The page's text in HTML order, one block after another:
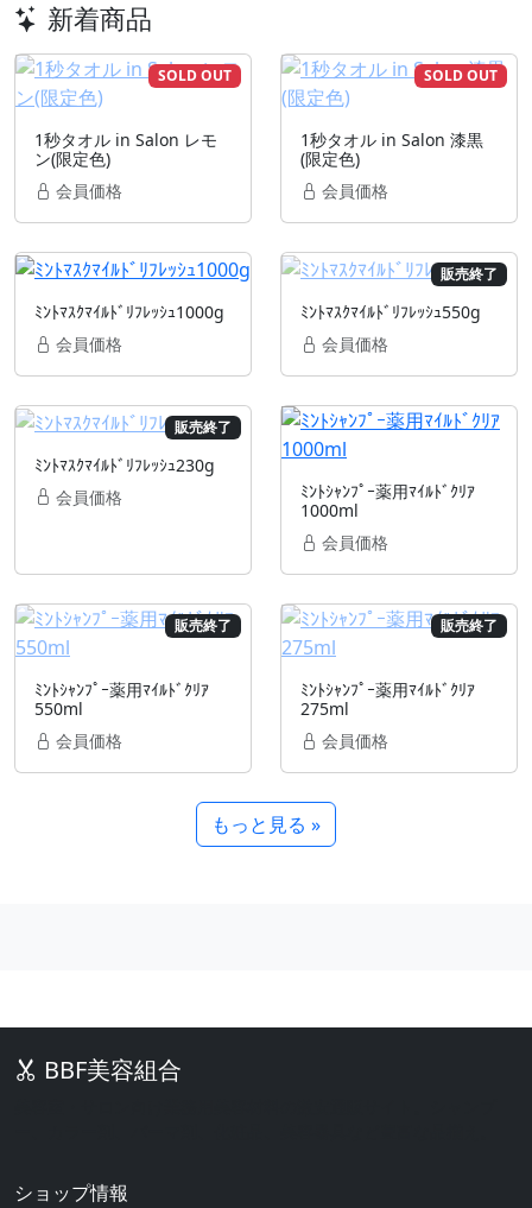
新着商品
SOLD OUT
1秒タオル in Salon レモ
ン(限定色)
会員価格
SOLD OUT
1秒タオル in Salon 漆黒
(限定色)
会員価格
ﾐﾝﾄﾏｽｸﾏｲﾙﾄﾞﾘﾌﾚｯｼｭ1000g
会員価格
販売終了
ﾐﾝﾄﾏｽｸﾏｲﾙﾄﾞﾘﾌﾚｯｼｭ550g
会員価格
販売終了
ﾐﾝﾄﾏｽｸﾏｲﾙﾄﾞﾘﾌﾚｯｼｭ230g
会員価格
ﾐﾝﾄｼｬﾝﾌﾟｰ薬用ﾏｲﾙﾄﾞｸﾘｱ
1000ml
会員価格
販売終了
ﾐﾝﾄｼｬﾝﾌﾟｰ薬用ﾏｲﾙﾄﾞｸﾘｱ
550ml
会員価格
販売終了
ﾐﾝﾄｼｬﾝﾌﾟｰ薬用ﾏｲﾙﾄﾞｸﾘｱ
275ml
会員価格
もっと見る »
BBF美容組合
ショップ情報